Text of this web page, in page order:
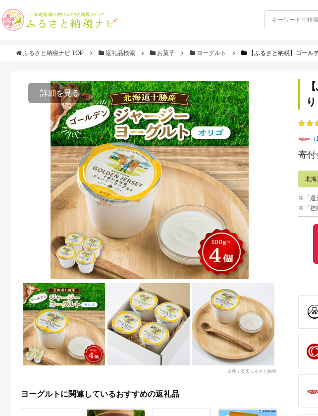
ふるさと納税ナビ TOP 返礼品検索 お菓子 ヨーグルト 【ふるさと納税】ゴー
詳細を見る
出典：楽天ふるさと納税
ヨーグルトに関連しているおすすめの返礼品
寄付
北
※「還
※「控